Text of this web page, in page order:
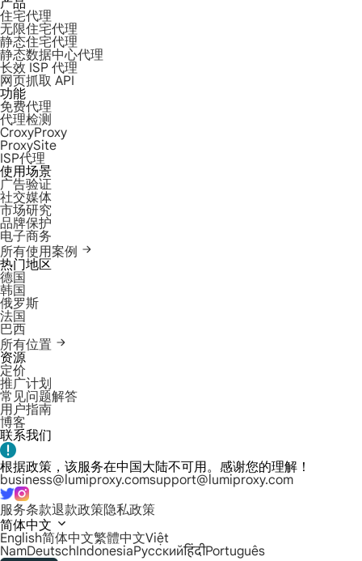
产品
住宅代理
无限住宅代理
静态住宅代理
静态数据中心代理
长效 ISP 代理
网页抓取 API
功能
免费代理
代理检测
CroxyProxy
ProxySite
ISP代理
使用场景
广告验证
社交媒体
市场研究
品牌保护
电子商务
所有使用案例
热门地区
德国
韩国
俄罗斯
法国
巴西
所有位置
资源
定价
推广计划
常见问题解答
用户指南
博客
联系我们
根据政策，该服务在中国大陆不可用。感谢您的理解！
business@lumiproxy.comsupport@lumiproxy.com
服务条款退款政策隐私政策
简体中文
English简体中文繁體中文Việt
NamDeutschIndonesiaРусскийहिंदीPortuguês